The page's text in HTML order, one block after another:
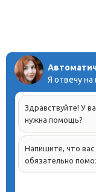
Я отвечу
Здравствуйте! У
нужна помощь?
Напишите, что
обязательно